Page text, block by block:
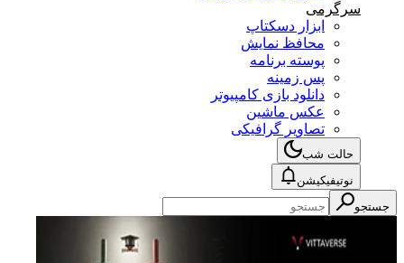
سرگرمی
ابزار دسکتاپ
محافظ نمایش
پوسته برنامه
پس زمینه
دانلود بازی کامپیوتر
عکس ماشین
تصاویر گرافیکی
حالت شب
نوتیفیکیشن
جستجو